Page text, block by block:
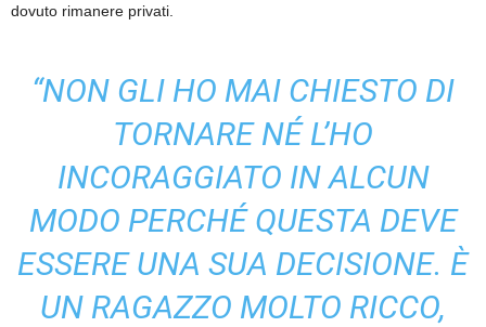
dovuto rimanere privati.
“NON GLI HO MAI CHIESTO DI
TORNARE NÉ L’HO
INCORAGGIATO IN ALCUN
MODO PERCHÉ QUESTA DEVE
ESSERE UNA SUA DECISIONE. È
UN RAGAZZO MOLTO RICCO,